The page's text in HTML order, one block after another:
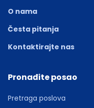
O nama
Česta pitanja
Kontaktirajte nas
Pronađite posao
Pretraga poslova